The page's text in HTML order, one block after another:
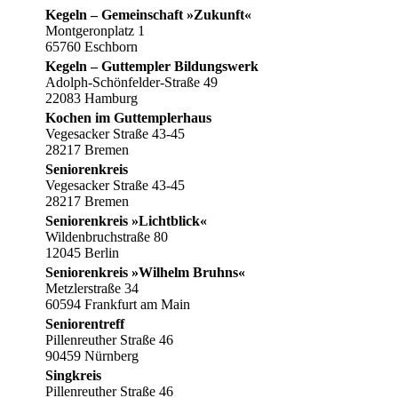
Kegeln – Gemeinschaft »Zukunft«
Montgeronplatz 1
65760 Eschborn
Kegeln – Guttempler Bildungswerk
Adolph-Schönfelder-Straße 49
22083 Hamburg
Kochen im Guttemplerhaus
Vegesacker Straße 43-45
28217 Bremen
Seniorenkreis
Vegesacker Straße 43-45
28217 Bremen
Seniorenkreis »Lichtblick«
Wildenbruchstraße 80
12045 Berlin
Seniorenkreis »Wilhelm Bruhns«
Metzlerstraße 34
60594 Frankfurt am Main
Seniorentreff
Pillenreuther Straße 46
90459 Nürnberg
Singkreis
Pillenreuther Straße 46